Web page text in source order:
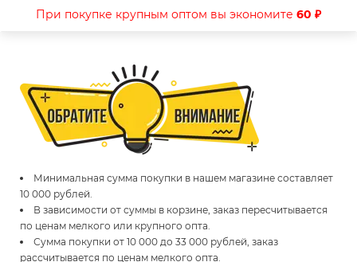
При покупке крупным оптом вы экономите 60 ₽
Минимальная сумма покупки в нашем магазине составляет
10 000 рублей.
В зависимости от суммы в корзине, заказ пересчитывается
по ценам мелкого или крупного опта.
Сумма покупки от 10 000 до 33 000 рублей, заказ
рассчитывается по ценам мелкого опта.